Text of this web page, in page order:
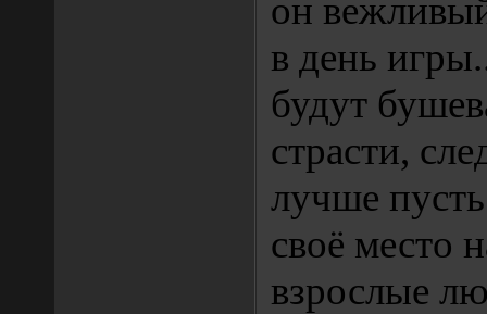
он
в день
будут
страсти,
лучше
своё место
взрослые